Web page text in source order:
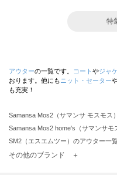
特
アウターの一覧です。 コート やジャ
おります。他にも ニット・セーター
も充実！
Samansa Mos2（サマンサ モスモス
Samansa Mos2 home's（サマンサ
SM2（エスエムツー）のアウター一
TSUHARU by Samansa Mos2（ツハ
その他のブランド ＋